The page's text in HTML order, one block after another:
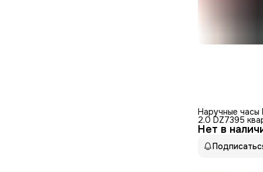
Нет в
Наручные часы
2.0 DZ7395
хронограф,
стрелок,